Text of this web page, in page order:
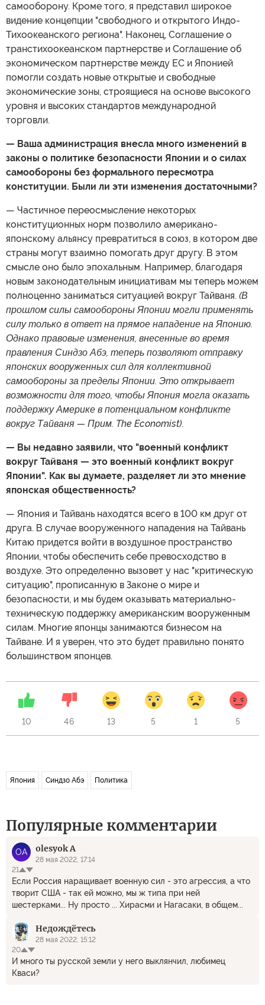
самооборону. Кроме того, я представил широкое
видение концепции "свободного и открытого Индо-
Тихоокеанского региона". Наконец, Соглашение о
транстихоокеанском партнерстве и Соглашение об
экономическом партнерстве между ЕС и Японией
помогли создать новые открытые и свободные
экономические зоны, строящиеся на основе высокого
уровня и высоких стандартов международной
торговли.
— Ваша администрация внесла много изменений в
законы о политике безопасности Японии и о силах
самообороны без формального пересмотра
конституции. Были ли эти изменения достаточными?
— Частичное переосмысление некоторых
конституционных норм позволило американо-
японскому альянсу превратиться в союз, в котором две
страны могут взаимно помогать друг другу. В этом
смысле оно было эпохальным. Например, благодаря
новым законодательным инициативам мы теперь можем
полноценно заниматься ситуацией вокруг Тайваня. (В
прошлом силы самообороны Японии могли применять
силу только в ответ на прямое нападение на Японию.
Однако правовые изменения, внесенные во время
правления Синдзо Абэ, теперь позволяют отправку
японских вооруженных сил для коллективной
самообороны за пределы Японии. Это открывает
возможности для того, чтобы Япония могла оказать
поддержку Америке в потенциальном конфликте
вокруг Тайваня — Прим. The Economist).
— Вы недавно заявили, что "военный конфликт
вокруг Тайваня — это военный конфликт вокруг
Японии". Как вы думаете, разделяет ли это мнение
японская общественность?
— Япония и Тайвань находятся всего в 100 км друг от
друга. В случае вооруженного нападения на Тайвань
Китаю придется войти в воздушное пространство
Японии, чтобы обеспечить себе превосходство в
воздухе. Это определенно вызовет у нас "критическую
ситуацию", прописанную в Законе о мире и
безопасности, и мы будем оказывать материально-
техническую поддержку американским вооруженным
силам. Многие японцы занимаются бизнесом на
Тайване. И я уверен, что это будет правильно понято
большинством японцев.
10 46 13 5 1 5
Япония Синдзо Абэ Политика
Популярные комментарии
OА olesyok А
28 мая 2022, 17:14
21
Если Россия наращивает военную сил - это агрессия, а что
творит США - так ей можно, мы ж типа при ней
шестерками... Ну просто ... Хирасми и Нагасаки, в общем...
Недождётесь
28 мая 2022, 15:12
20
И много ты русской земли у него выклянчил, любимец
Кваси?